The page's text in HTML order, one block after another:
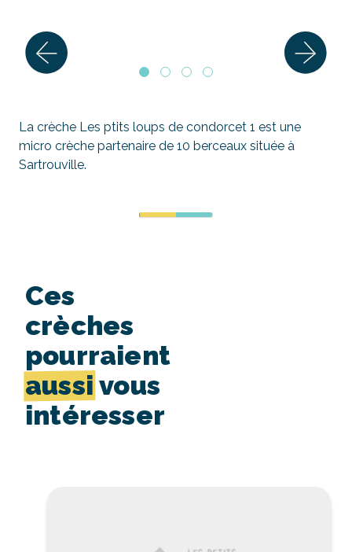
La crèche Les ptits loups de condorcet 1 est une
micro crèche partenaire de 10 berceaux située à
Sartrouville.
Ces
crèches
pourraient
aussi vous
intéresser